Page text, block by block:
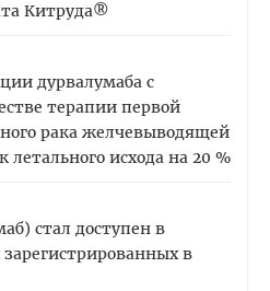
Китруда®
дурвалумаба с
терапии первой
рака желчевыводящей
исхода на 20 %
стал доступен в
в